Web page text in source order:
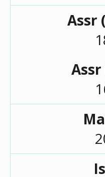
Assr